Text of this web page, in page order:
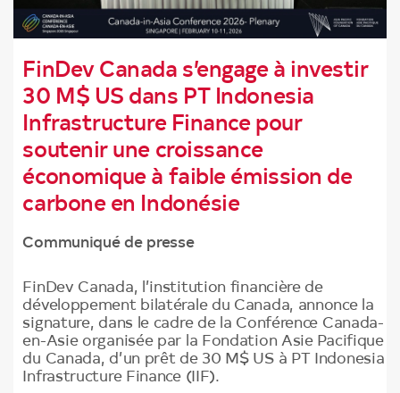
FinDev Canada s’engage à investir
30 M$ US dans PT Indonesia
Infrastructure Finance pour
soutenir une croissance
économique à faible émission de
carbone en Indonésie
Communiqué de presse
FinDev Canada, l’institution financière de
développement bilatérale du Canada, annonce la
signature, dans le cadre de la Conférence Canada-
en-Asie organisée par la Fondation Asie Pacifique
du Canada, d’un prêt de 30 M$ US à PT Indonesia
Infrastructure Finance (IIF).